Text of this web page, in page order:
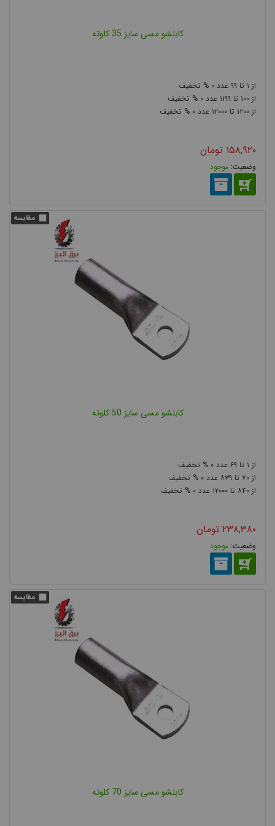
کابلشوها از نظر شکل ظاهری بصورت حلقه ای و زبانه ای در انواع تک
سوراخ، دو سوراخ و چهار سوراخ تولید می شوند. کابلشو هایی که
کشیده تر هستند و چند سوراخ دارند به منظور برقراری یک اتصال
مکانیکی خیلی محکم تر و یا با هدف داشتن سطح تماس بیشتر مورد
استفاده قرار میگیرند. بنابراین در کابل های سایز بزرگ بهتر است، از
کابلشو های چند سوراخ که استحکام و سطح تماس بیشتری دارند،
که اجازه استفاده از چه نوع کابلشویی را به ما می دهد. (در بعضی
مورد نظر قرار گیرد و سوراخ های پیچ دقیقا بر هم منطبق باشند .)
نوع دیگری از کابلشو ها که با نام
انواع کابلشو از نظر سایز
سایز انواع کابلشو به معنای قطر کابل قابل استفاده برای آن کابلشو می
کابلشو مسی سایز 35 کلوته
۱ ۹۹
۰
۱۰۰
۱۱۹۹
۰
۱۲۰۰
۱۲۰۰۰ ۰
۱۵۸,۹۲۰ تومان
موجود
کابلشو مسی سایز 50 کلوته
۱ ۶۹
۰
۷۰
۸۳۹
۰
۸۴۰
۱۲۰۰۰ ۰
۲۳۸,۳۸۰ تومان
موجود
کابلشو مسی سایز 70 کلوته